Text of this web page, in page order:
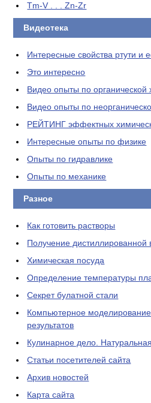
Tm-V . . . Zn-Zr
Видеотека
Интересные свойства ртути и
Это интересно
Видео опыты по органической
Видео опыты по
РЕЙТИНГ эффектных
Интересные опыты по физике
Опыты по гидравлике
Опыты по механике
Разное
Как готовить растворы
Получение дистиллированной
Химическая посуда
Определение температуры
Секрет булатной стали
Компьютерное
результатов
Кулинарное дело.
Статьи посетителей сайта
Архив новостей
Карта сайта